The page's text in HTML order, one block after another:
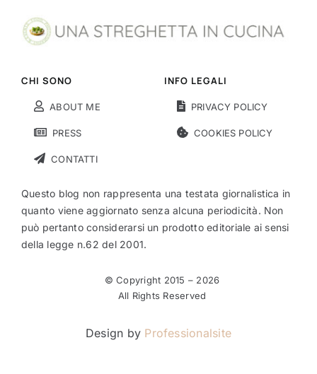
CHI SONO
ABOUT ME
PRESS
CONTATTI
INFO LEGALI
PRIVACY POLICY
COOKIES POLICY
Questo blog non rappresenta una testata giornalistica in
quanto viene aggiornato senza alcuna periodicità. Non
può pertanto considerarsi un prodotto editoriale ai sensi
della legge n.62 del 2001.
© Copyright 2015 – 2026
All Rights Reserved
Design by Professionalsite